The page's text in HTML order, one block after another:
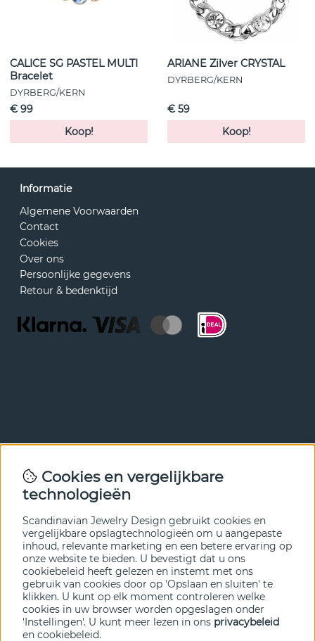
CALICE SG PASTEL MULTI
Bracelet
DYRBERG/KERN
€ 99
Koop!
ARIANE Zilver CRYSTAL
DYRBERG/KERN
€ 59
Koop!
Informatie
Algemene Voorwaarden
Contact
Cookies
Over ons
Persoonlijke gegevens
Retour & bedenktijd
Met onze nieuwsbrief ben je als eerste op de hoogte van
nieuws en aanbiedingen. Meld je hieronder aan.
VERZENDEN
Cookies en vergelijkbare
technologieën
Scandinavian Jewelry Design gebruikt cookies en
vergelijkbare opslagtechnologieën om u aangepaste
inhoud, relevante marketing en een betere ervaring op
onze website te bieden. U bevestigt dat u ons
cookiebeleid heeft gelezen en instemt met ons
gebruik van cookies door op 'Opslaan en sluiten' te
klikken. U kunt op elk moment controleren welke
cookies in uw browser worden opgeslagen onder
'Instellingen'. U kunt meer lezen in ons privacybeleid
en cookiebeleid.